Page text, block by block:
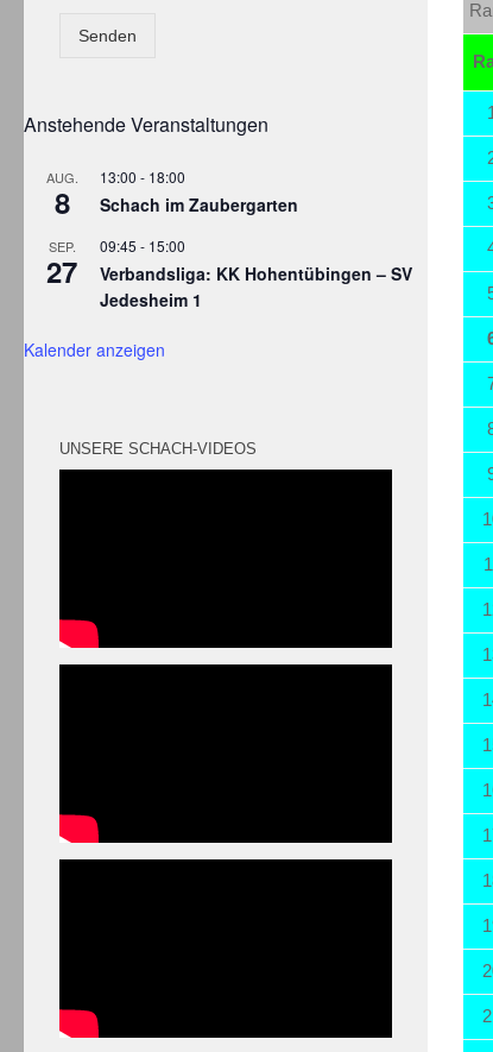
Senden
Anstehende Veranstaltungen
AUG.
8
13:00 - 18:00
Schach im Zaubergarten
SEP.
27
09:45 - 15:00
Verbandsliga: KK Hohentübingen – SV
Jedesheim 1
Kalender anzeigen
UNSERE SCHACH-VIDEOS